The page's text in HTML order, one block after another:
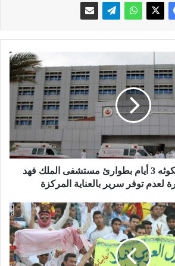
وفاة مواطن بعد مكوثه 3 أيام بطوارئ مستشفى الملك فهد
لعدم توفر سرير بالعناية المركزة